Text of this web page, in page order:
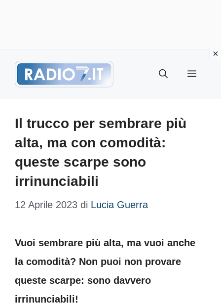
Menu
Il trucco per sembrare più
alta, ma con comodità:
queste scarpe sono
irrinunciabili
12 Aprile 2023 di Lucia Guerra
Vuoi sembrare più alta, ma vuoi anche
la comodità? Non puoi non provare
queste scarpe: sono davvero
irrinunciabili!